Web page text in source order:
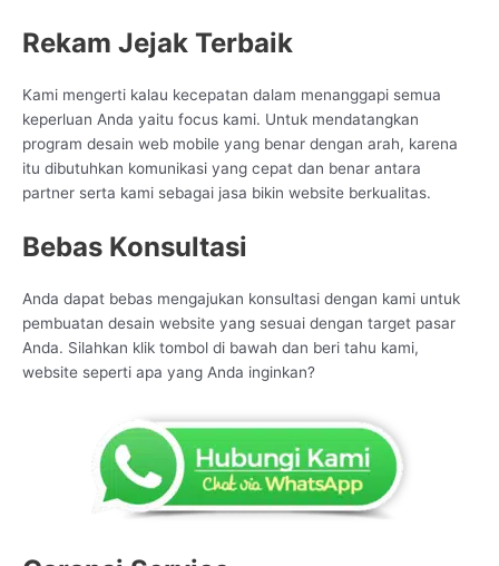
Rekam Jejak Terbaik
Kami mengerti kalau kecepatan dalam menanggapi semua
keperluan Anda yaitu focus kami. Untuk mendatangkan
program desain web mobile yang benar dengan arah, karena
itu dibutuhkan komunikasi yang cepat dan benar antara
partner serta kami sebagai jasa bikin website berkualitas.
Bebas Konsultasi
Anda dapat bebas mengajukan konsultasi dengan kami untuk
pembuatan desain website yang sesuai dengan target pasar
Anda. Silahkan klik tombol di bawah dan beri tahu kami,
website seperti apa yang Anda inginkan?